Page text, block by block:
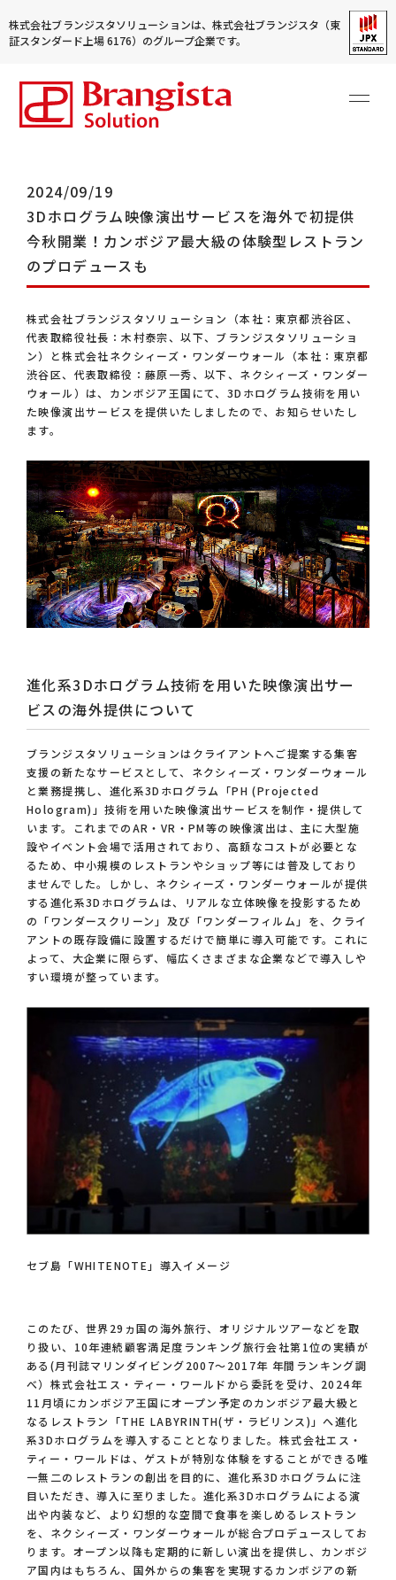
株式会社ブランジスタソリューションは、株式会社ブランジスタ（東
証スタンダード上場 6176）のグループ企業です。
2024/09/19
3Dホログラム映像演出サービスを海外で初提供
今秋開業！カンボジア最大級の体験型レストラン
のプロデュースも
株式会社ブランジスタソリューション（本社：東京都渋谷区、
代表取締役社長：木村泰宗、以下、ブランジスタソリューショ
ン）と株式会社ネクシィーズ・ワンダーウォール（本社：東京都
渋谷区、代表取締役：藤原一秀、以下、ネクシィーズ・ワンダー
ウォール）は、カンボジア王国にて、3Dホログラム技術を用い
た映像演出サービスを提供いたしましたので、お知らせいたし
ます。
進化系3Dホログラム技術を用いた映像演出サー
ビスの海外提供について
ブランジスタソリューションはクライアントへご提案する集客
支援の新たなサービスとして、ネクシィーズ・ワンダーウォール
と業務提携し、進化系3Dホログラム「PH (Projected
Hologram)」技術を用いた映像演出サービスを制作・提供して
います。これまでのAR・VR・PM等の映像演出は、主に大型施
設やイベント会場で活用されており、高額なコストが必要とな
るため、中小規模のレストランやショップ等には普及しており
ませんでした。しかし、ネクシィーズ・ワンダーウォールが提供
する進化系3Dホログラムは、リアルな立体映像を投影するため
の「ワンダースクリーン」及び「ワンダーフィルム」を、クライ
アントの既存設備に設置するだけで簡単に導入可能です。これに
よって、大企業に限らず、幅広くさまざまな企業などで導入しや
すい環境が整っています。
セブ島「WHITENOTE」導入イメージ
このたび、世界29ヵ国の海外旅行、オリジナルツアーなどを取
り扱い、10年連続顧客満足度ランキング旅行会社第1位の実績が
ある(月刊誌マリンダイビング2007〜2017年 年間ランキング調
べ）株式会社エス・ティー・ワールドから委託を受け、2024年
11月頃にカンボジア王国にオープン予定のカンボジア最大級と
なるレストラン「THE LABYRINTH(ザ・ラビリンス)」へ進化
系3Dホログラムを導入することとなりました。株式会社エス・
ティー・ワールドは、ゲストが特別な体験をすることができる唯
一無二のレストランの創出を目的に、進化系3Dホログラムに注
目いただき、導入に至りました。進化系3Dホログラムによる演
出や内装など、より幻想的な空間で食事を楽しめるレストラン
を、ネクシィーズ・ワンダーウォールが総合プロデュースしてお
ります。オープン以降も定期的に新しい演出を提供し、カンボジ
ア国内はもちろん、国外からの集客を実現するカンボジアの新